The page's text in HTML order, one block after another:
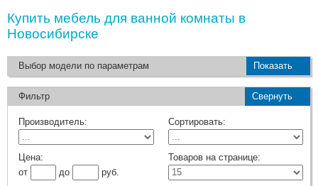
Купить мебель для ванной комнаты в
Новосибирске
Выбор модели по параметрам Показать
Фильтр Свернуть
Производитель: Сортировать:
Цена:
от
до руб.
Товаров на странице: